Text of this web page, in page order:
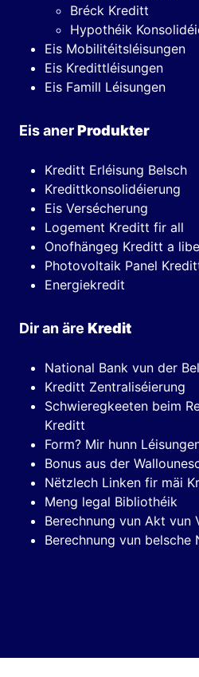
Bréck Kreditt
Hypothéik
Eis Mobilitéitsléisungen
Eis Kredittléisungen
Eis Famill Léisungen
Eis anerProdukter
Kreditt Erléisung Belsch
Kredittkonsolidéierung
Eis Versécherung
Logement Kreditt fir all
Onofhängeg Kreditt a
Photovoltaik Panel
Energiekredit
Dir an äre Kredit
National Bank vun der
Kreditt Zentraliséierung
Schwieregkeeten beim
Kreditt
Form? Mir hunn
Bonus aus der
Nëtzlech Linken fir mäi
Meng legal Bibliothéik
Berechnung vun Akt vun
Berechnung vun belsche